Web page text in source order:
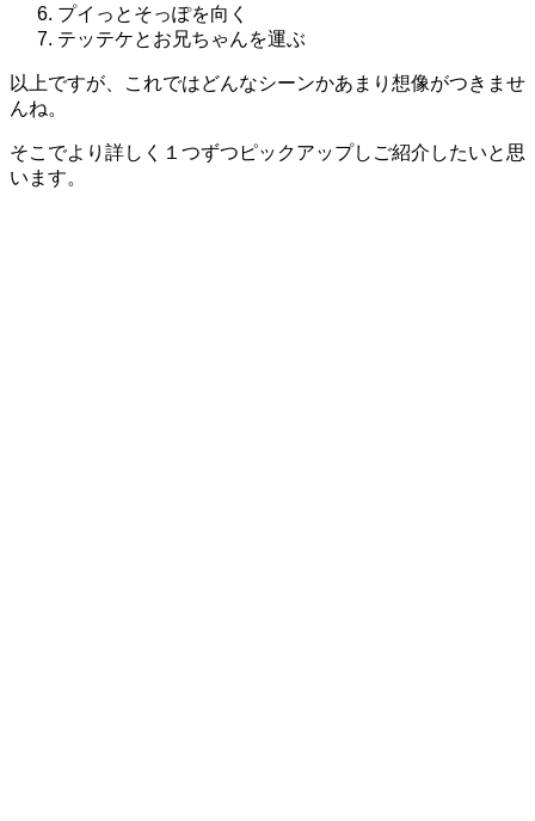
プイっとそっぽを向く
テッテケとお兄ちゃんを運ぶ
以上ですが、これではどんなシーンかあまり想像がつきませ
んね。
そこでより詳しく１つずつピックアップしご紹介したいと思
います。